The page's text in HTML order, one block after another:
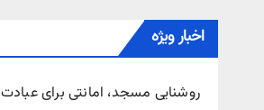
اخبار ویژه
روشنایی مسجد، امانتی برای عبادت